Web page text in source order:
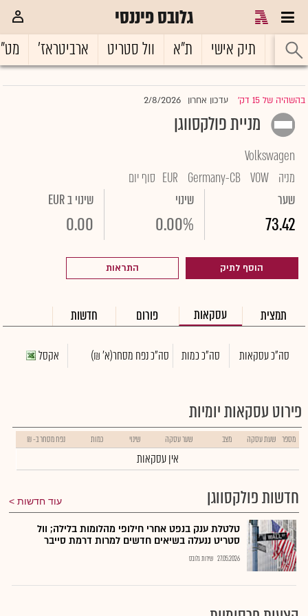
גלובס פיננסי
ראשי תיק אישי ת"א וול סטריט ארביטראז'
בהשהיה של 15 דק' |עדכון אחרון 2/8/2026
מניית פולקסווגן
Volkswagen
מניה VOW
Germany-CB
EUR סוף יום
שער
73.42
שינוי
0.00%
שינוי ב EUR
0.00
הוסף לתיק התראות
תמצית עסקאות פורום חדשות
סה"כ עסקאות סה"כ כמות סה"כ נפח מסחר(א' ₪) אקסל
פירוט עסקאות יומיות
מספר שעת עסקה מצב שער עסקה שינוי כמות נפח מסחר ב- ₪
אין עסקאות
חדשות פולקסווגן עוד חדשות
טלטלת ענק בנפט אחרי חילופי מהלומות בלילה; וול
סטריט ננעלה בשיאים חדשים למרות דרמת סייבר
27.05.2026 שירות גלובס